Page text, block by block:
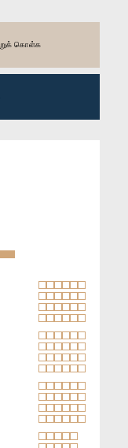
கொள்க